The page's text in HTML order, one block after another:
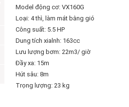
Model động cơ: VX160G
Loại: 4 thì, làm mát bằng gió
Công suất: 5.5 HP
Dung tích xialnh: 163cc
Lưu lượng bơm: 22m3/ giờ
Đầy xa: 15m
Hút sâu: 8m
Trọng lượng: 23 kg